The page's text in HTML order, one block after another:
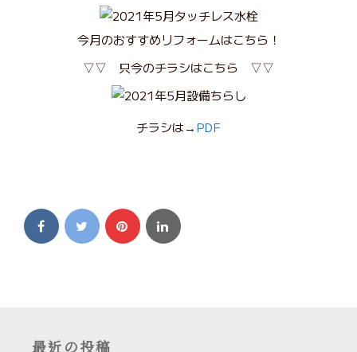
今月のおすすめリフォームはこちら！
▽▽ 只今のチラシはこちら ▽▽
チラシは→PDF
最近の投稿